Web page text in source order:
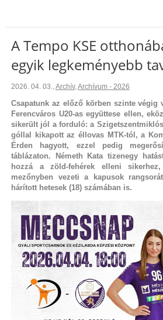
A Tempo KSE
egyik legkeményebb
2026. 04. 03.,Archív,Archívum - 2026
Csapatunk az előző körben szinte végig
Ferencváros U20-as együttese ellen,
sikerült jól a forduló: a
góllal kikapott az éllovas MTK-tól, a
Érden hagyott, ezzel pedig
táblázaton. Németh Kata tizenegy
hozzá a zöld-fehérek elleni
mezőnyben vezeti a kapusok
hárított hetesek (18) számában is.